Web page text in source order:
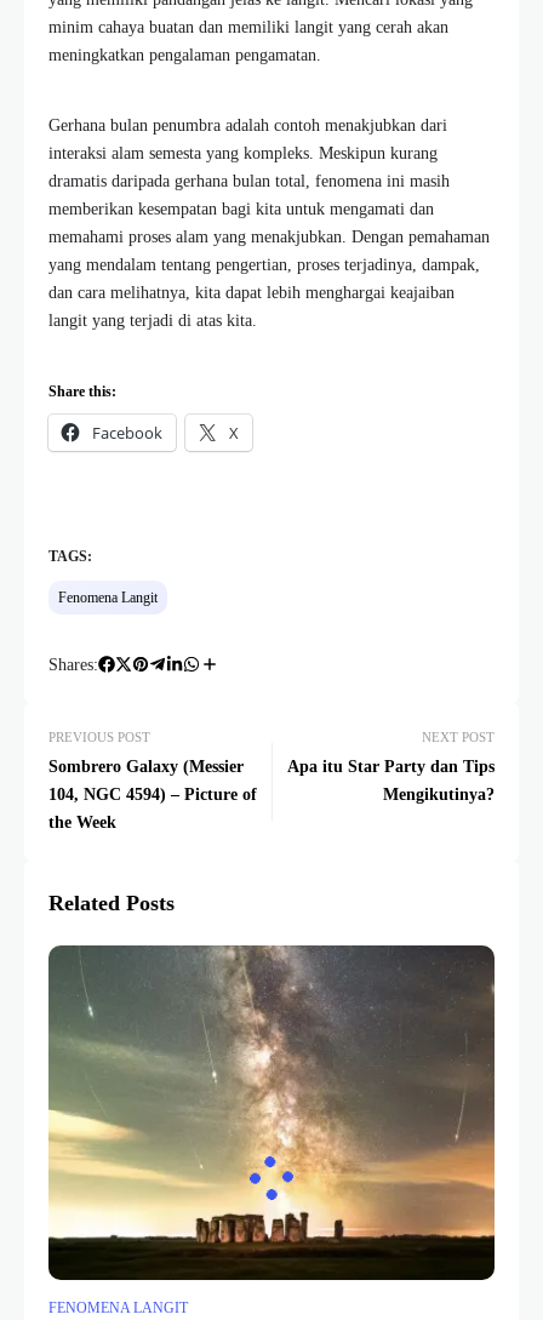
minim cahaya buatan dan memiliki langit yang cerah akan
meningkatkan pengalaman pengamatan.
Gerhana bulan penumbra adalah contoh menakjubkan dari
interaksi alam semesta yang kompleks. Meskipun kurang
dramatis daripada gerhana bulan total, fenomena ini masih
memberikan kesempatan bagi kita untuk mengamati dan
memahami proses alam yang menakjubkan. Dengan pemahaman
yang mendalam tentang pengertian, proses terjadinya, dampak,
dan cara melihatnya, kita dapat lebih menghargai keajaiban
langit yang terjadi di atas kita.
Share this:
Facebook X
TAGS:
Fenomena Langit
Shares:
PREVIOUS POST
Sombrero Galaxy (Messier
104, NGC 4594) – Picture of
the Week
NEXT POST
Apa itu Star Party dan Tips
Mengikutinya?
Related Posts
FENOMENA LANGIT